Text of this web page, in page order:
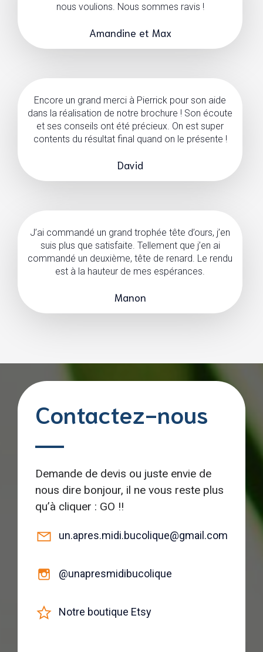
nous voulions. Nous sommes ravis !
Amandine et Max
Encore un grand merci à Pierrick pour son aide
dans la réalisation de notre brochure ! Son écoute
et ses conseils ont été précieux. On est super
contents du résultat final quand on le présente !
David
J’ai commandé un grand trophée tête d’ours, j’en
suis plus que satisfaite. Tellement que j’en ai
commandé un deuxième, tête de renard. Le rendu
est à la hauteur de mes espérances.
Manon
Contactez-nous
Demande de devis ou juste envie de
nous dire bonjour, il ne vous reste plus
qu’à cliquer : GO !!
un.apres.midi.bucolique@gmail.com
@unapresmidibucolique
Notre boutique Etsy